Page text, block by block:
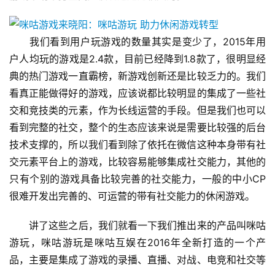
首
页
原
创
我们看到用户玩游戏的数量其实是变少了，2015年用
户人均玩的游戏是2.4款，目前已经降到1.8款了，很明显经
典的热门游戏一直霸榜，新游戏创新还是比较乏力的。我们
看真正能做得好的游戏，应该说都比较明显的集成了一些社
交和竞技类的元素，作为长线运营的手段。但是我们也可以
看到完整的社交，整个的生态应该来说是需要比较强的后台
技术支撑的，所以我们看到除了依托在微信这种本身带有社
交元素平台上的游戏，比较容易能够集成社交能力，其他的
只有个别的游戏具备比较完善的社交能力，一般的中小CP
很难开发出完善的、可运营的带有社交能力的休闲游戏。
讲了这些之后，我们就看一下我们推出来的产品叫咪咕
游玩，咪咕游玩是咪咕互娱在2016年全新打造的一个产
品，主要是集成了游戏的录播、直播、对战、电竞和社交等